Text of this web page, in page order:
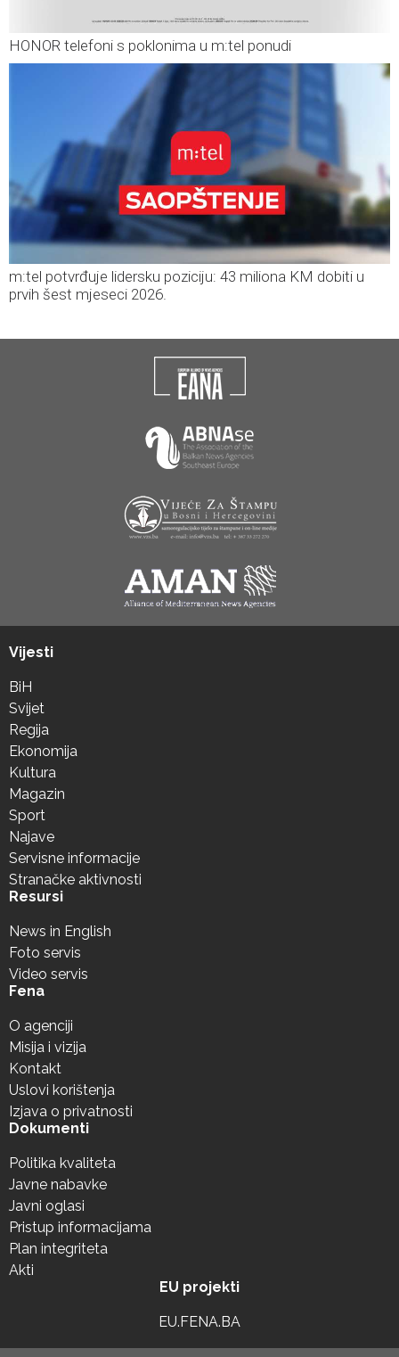
HONOR telefoni s poklonima u m:tel ponudi
m:tel potvrđuje lidersku poziciju: 43 miliona KM dobiti u
prvih šest mjeseci 2026.
Vijesti
BiH
Svijet
Regija
Ekonomija
Kultura
Magazin
Sport
Najave
Servisne informacije
Stranačke aktivnosti
Resursi
News in English
Foto servis
Video servis
Fena
O agenciji
Misija i vizija
Kontakt
Uslovi korištenja
Izjava o privatnosti
Dokumenti
Politika kvaliteta
Javne nabavke
Javni oglasi
Pristup informacijama
Plan integriteta
Akti
EU projekti
EU.FENA.BA